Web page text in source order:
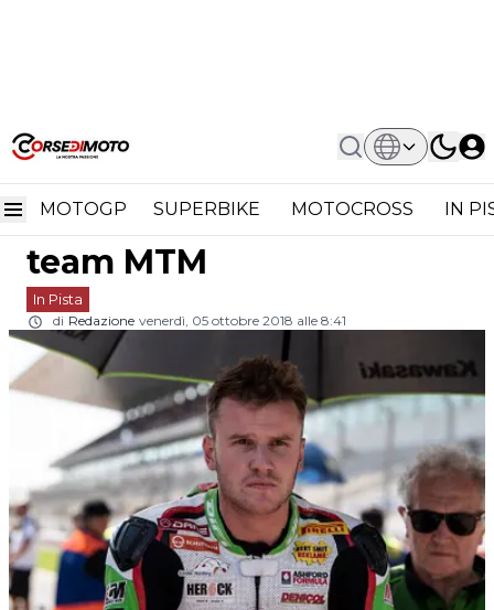
MOTOGP SUPERBIKE MOTOCROSS IN
Home In Pista
Supersport 300 2019: Scott Deroue
Supersport 300 2019:
Scott Deroue rimane col
team MTM
In Pista
di Redazione venerdì, 05 ottobre 2018 alle 8:41